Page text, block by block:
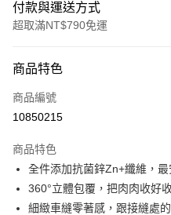
付款與運送方式
超取滿NT$790免運
信用卡一次付款
超商取貨付款
Apple Pay
街口支付
商品特色
商品編號
10850215
商品特色
全件添加抗菌鋅Zn+纖維，
360°立體包覆，把肉肉收好
細緻車縫零著感，跟接縫處